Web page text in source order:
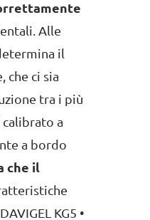
Alle
il
che ci sia
tra i più
a
a bordo
che il
KG5 •